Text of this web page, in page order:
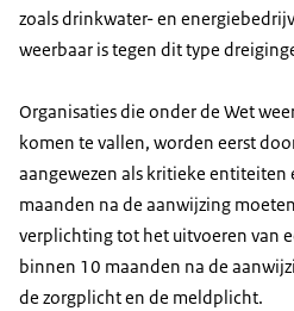
zoals drinkwater- en
weerbaar is tegen dit type
Organisaties die onder de Wet
komen te vallen, worden eerst
aangewezen als kritieke
maanden na de aanwijzing
verplichting tot het uitvoeren van
binnen 10 maanden na de
de zorgplicht en de meldplicht.